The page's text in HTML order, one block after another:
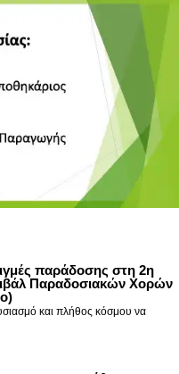
παράδοσης στη 2η
Παραδοσιακών Χορών
και πλήθος κόσμου να